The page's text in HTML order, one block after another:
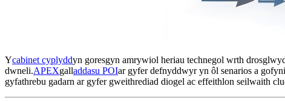
Ycabinet cyplyddyn goresgyn amrywiol heriau technegol wrth
dwneli.APEXgalladdasu POIar gyfer defnyddwyr yn ôl senarios a
gyfathrebu gadarn ar gyfer gweithrediad diogel ac effeithlon seilwaith